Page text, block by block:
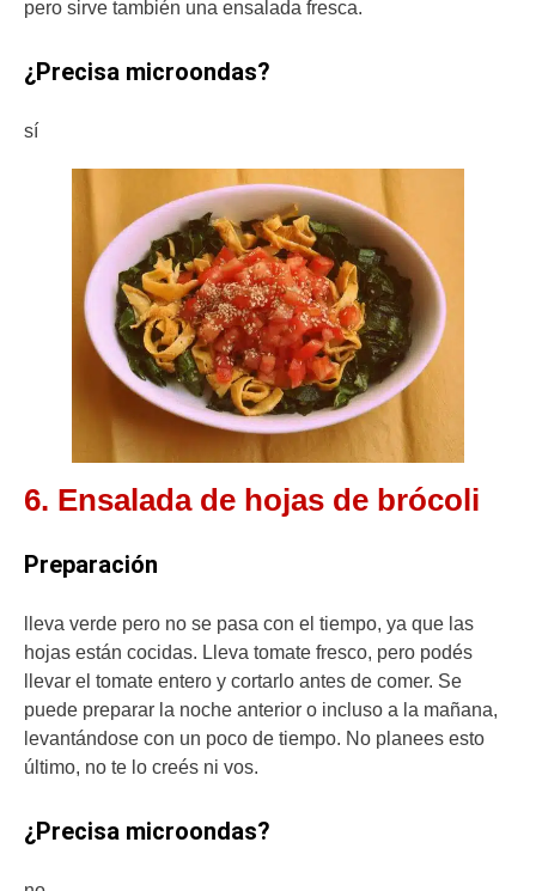
pero sirve también una ensalada fresca.
¿Precisa microondas?
sí
6. Ensalada de hojas de brócoli
Preparación
lleva verde pero no se pasa con el tiempo, ya que las
hojas están cocidas. Lleva tomate fresco, pero podés
llevar el tomate entero y cortarlo antes de comer. Se
puede preparar la noche anterior o incluso a la mañana,
levantándose con un poco de tiempo. No planees esto
último, no te lo creés ni vos.
¿Precisa microondas?